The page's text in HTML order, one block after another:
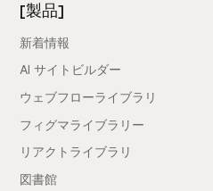
[製品]
新着情報
AI サイトビルダー
ウェブフローライブラリ
フィグマライブラリー
リアクトライブラリ
図書館